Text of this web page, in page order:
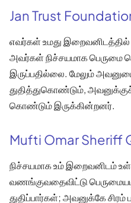
Jan Trust
எவர்கள் உமது இறைவனிடத்தில்
அவர்கள் நிச்சயமாக
இருப்பதில்லை. மேலும்
துதித்துகொண்டும்,
கொண்டும் இருக்கின்றனர்.
Mufti Omar Sheriff
நிச்சயமாக உம் இறைவனிடம்
வணங்குவதைவிட்டு
துதிப்பார்கள்; அவனுக்கே